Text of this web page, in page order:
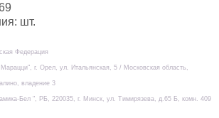
шт.
Федерация
г. Орел, ул. Итальянская, 5 / Московская область,
владение 3
Бел ", РБ, 220035, г. Минск, ул. Тимирязева, д.65 Б, комн. 409